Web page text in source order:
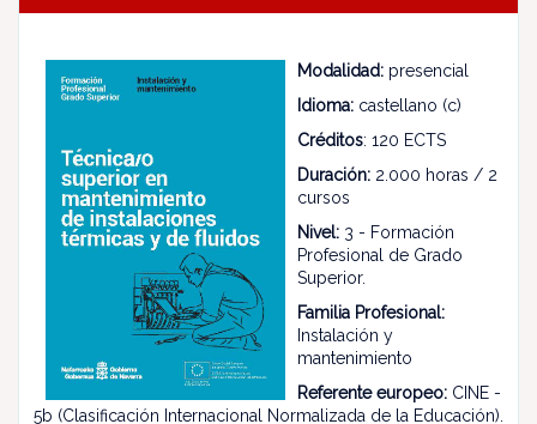
Modalidad: presencial
Idioma: castellano (c)
Créditos: 120 ECTS
Duración: 2.000 horas / 2
cursos
Nivel: 3 - Formación
Profesional de Grado
Superior.
Familia Profesional:
Instalación y
mantenimiento
Referente europeo: CINE -
5b (Clasificación Internacional Normalizada de la Educación).